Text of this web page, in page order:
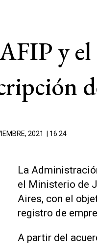
y
2021 | 16.24
La
el Ministerio de
Aires, con el
registro de
A partir del